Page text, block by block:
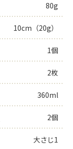
80g
10cm（20g）
1個
2枚
360ml
2個
大さじ1